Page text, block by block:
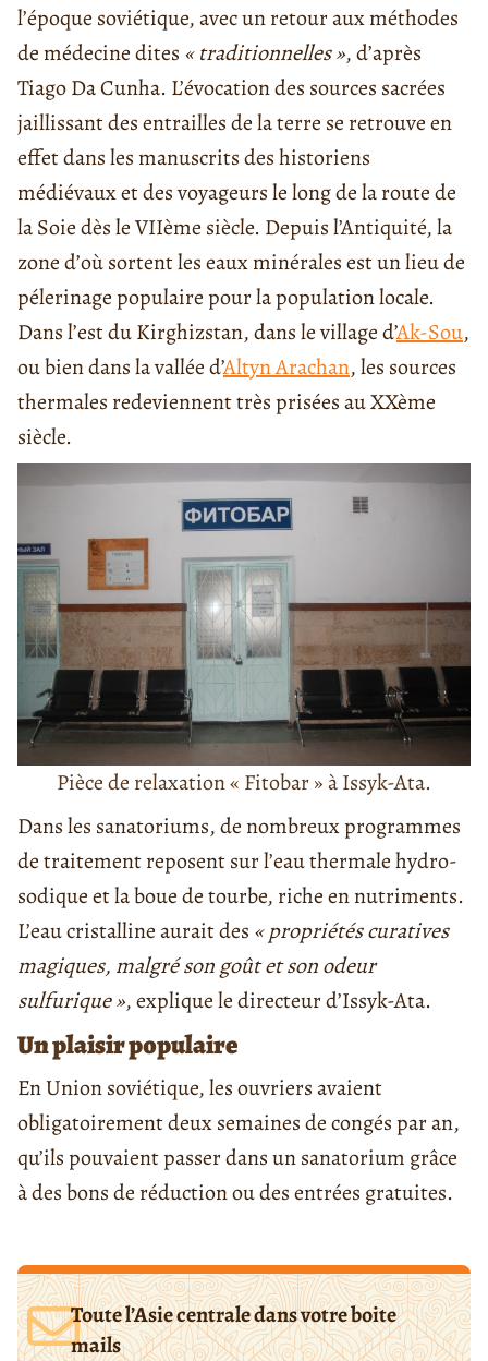
l’époque soviétique, avec un retour aux méthodes
de médecine dites « traditionnelles », d’après
Tiago Da Cunha. L’évocation des sources sacrées
jaillissant des entrailles de la terre se retrouve en
effet dans les manuscrits des historiens
médiévaux et des voyageurs le long de la route de
la Soie dès le VIIème siècle. Depuis l’Antiquité, la
zone d’où sortent les eaux minérales est un lieu de
pélerinage populaire pour la population locale.
Dans l’est du Kirghizstan, dans le village d’Ak-Sou,
ou bien dans la vallée d’Altyn Arachan, les sources
thermales redeviennent très prisées au XXème
siècle.
Pièce de relaxation « Fitobar » à Issyk-Ata.
Dans les sanatoriums, de nombreux programmes
de traitement reposent sur l’eau thermale hydro-
sodique et la boue de tourbe, riche en nutriments.
L’eau cristalline aurait des « propriétés curatives
magiques, malgré son goût et son odeur
sulfurique », explique le directeur d’Issyk-Ata.
Un plaisir populaire
En Union soviétique, les ouvriers avaient
obligatoirement deux semaines de congés par an,
qu’ils pouvaient passer dans un sanatorium grâce
à des bons de réduction ou des entrées gratuites.
Toute l’Asie centrale dans votre boite
mails